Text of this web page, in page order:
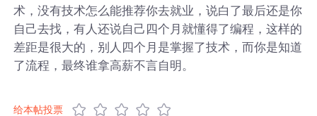
术，没有技术怎么能推荐你去就业，说白了最后还是你
自己去找，有人还说自己四个月就懂得了编程，这样的
差距是很大的，别人四个月是掌握了技术，而你是知道
了流程，最终谁拿高薪不言自明。
给本帖投票